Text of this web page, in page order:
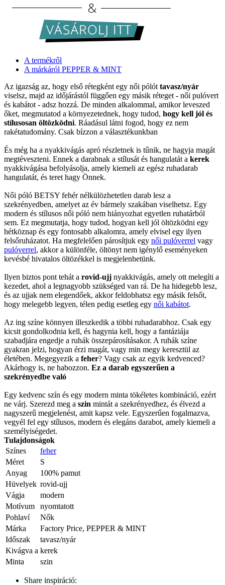
A termékről
A márkáról PEPPER & MINT
Az igazság az, hogy első rétegként egy női pólót tavasz/nyár
viselsz, majd az időjárástól függően egy másik réteget - női pulóvert
és kabátot - adsz hozzá. De minden alkalommal, amikor leveszed
őket, megmutatod a környezetednek, hogy tudod, hogy kell jól és
stílusosan öltözködni. Ráadásul látni fogod, hogy ez nem
rakétatudomány. Csak bízzon a választékunkban
És még ha a nyakkivágás apró részletnek is tűnik, ne hagyja magát
megtéveszteni. Ennek a darabnak a stílusát és hangulatát a kerek
nyakkivágása befolyásolja, amely kiemeli az egész ruhadarab
hangulatát, és teret hagy Önnek.
Női póló BETSY fehér nélkülözhetetlen darab lesz a
szekrényedben, amelyet az év bármely szakában viselhetsz. Egy
modern és stílusos női póló nem hiányozhat egyetlen ruhatárból
sem. Ez megmutatja, hogy tudod, hogyan kell jól öltözködni egy
hétköznap és egy fontosabb alkalomra, amely elvisel egy ilyen
felsőruházatot. Ha megfelelően párosítjuk egy női pulóverrel vagy
pulóverrel, akkor a különféle, öltönyt nem igénylő eseményeken
kevésbé hivatalos öltözékkel is megjelenhetünk.
Ilyen biztos pont tehát a rovid-ujj nyakkivágás, amely ott melegíti a
kezedet, ahol a legnagyobb szükséged van rá. De ha hidegebb lesz,
és az ujjak nem elegendőek, akkor feldobhatsz egy másik felsőt,
hogy melegebb legyen, télen pedig esetleg egy női kabátot.
Az ing színe könnyen illeszkedik a többi ruhadarabhoz. Csak egy
kicsit gondolkodnia kell, és hagynia kell, hogy a fantáziája
szabadjára engedje a ruhák összepárosításakor. A ruhák színe
gyakran jelzi, hogyan érzi magát, vagy min megy keresztül az
életében. Megegyezik a feher? Vagy csak az egyik kedvenced?
Akárhogy is, ne habozzon. Ez a darab egyszerűen a
szekrényedbe való
Egy kedvenc szín és egy modern minta tökéletes kombináció, ezért
ne várj. Szerezd meg a szin mintát a szekrényedhez, és élvezd a
nagyszerű megjelenést, amit kapsz vele. Egyszerűen fogalmazva,
vegyél fel egy stílusos, modern és elegáns darabot, amely kiemeli a
személyiségedet.
Tulajdonságok
Színes
feher
Méret
S
Anyag
100% pamut
Hüvelyek rovid-ujj
Vágja
modern
Motívum
nyomtatott
Pohlaví
Nők
Márka
Factory Price, PEPPER & MINT
Időszak
tavasz/nyár
Kivágva a kerek
Minta
szin
Share inspiráció: